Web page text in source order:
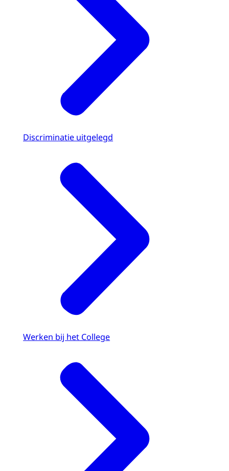
Discriminatie uitgelegd
Werken bij het College